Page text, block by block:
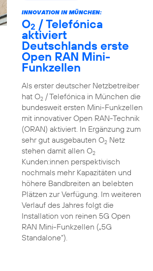
INNOVATION IN MÜNCHEN:
O2 / Telefónica
aktiviert
Deutschlands erste
Open RAN Mini-
Funkzellen
Als erster deutscher Netzbetreiber
hat O2/ Telefónica in München die
bundesweit ersten Mini-Funkzellen
mit innovativer Open RAN-Technik
(ORAN) aktiviert. In Ergänzung zum
sehr gut ausgebauten O2Netz
stehen damit allen O2
Kunden:innen perspektivisch
nochmals mehr Kapazitäten und
höhere Bandbreiten an belebten
Plätzen zur Verfügung. Im weiteren
Verlauf des Jahres folgt die
Installation von reinen 5G Open
RAN Mini-Funkzellen („5G
Standalone“).